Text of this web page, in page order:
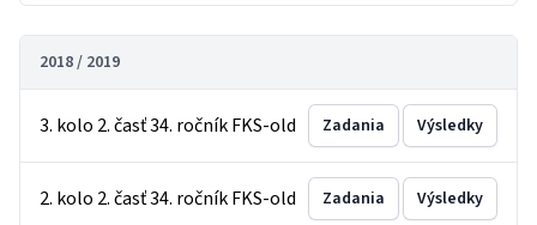
2018 / 2019
3. kolo 2. časť 34. ročník FKS-old Zadania Výsledky
2. kolo 2. časť 34. ročník FKS-old Zadania Výsledky